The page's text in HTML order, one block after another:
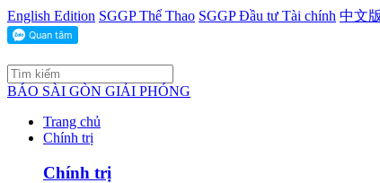
English Edition SGGP Thể Thao SGGP Đầu tư Tài chính 中文版
BÁO SÀI GÒN GIẢI PHÓNG
Trang chủ
Chính trị
Chính trị